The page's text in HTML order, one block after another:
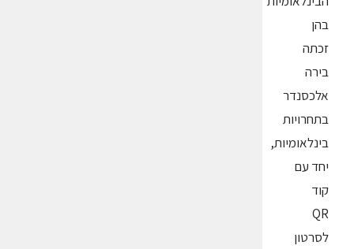
בהן
זכתה
בירה
אלכסנדר
בתחרויות
בינלאומיות,
יחד עם
קוד
QR
לסרטון